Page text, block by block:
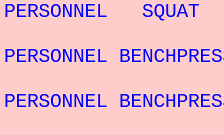
PERSONNEL
PERSONNEL
PERSONNEL